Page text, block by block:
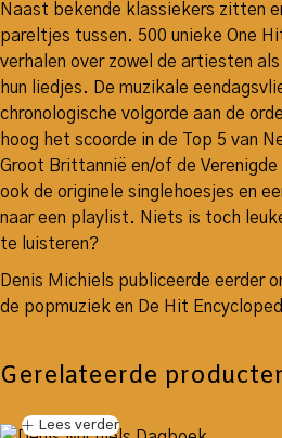
Naast bekende klassiekers zitten
pareltjes tussen. 500 unieke One
verhalen over zowel de artiesten
hun liedjes. De muzikale
chronologische volgorde aan de
hoog het scoorde in de Top 5 van
Groot Brittannië en/of de
ook de originele singlehoesjes en
naar een playlist. Niets is toch
te luisteren?
Denis Michiels publiceerde eerder
de popmuziek en De Hit
Gerelateerde
Lees verder